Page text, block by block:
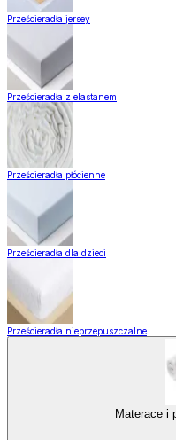
Prześcieradła jersey
Prześcieradła z elastanem
Prześcieradła płócienne
Prześcieradła dla dzieci
Prześcieradła nieprzepuszczalne
Materace i